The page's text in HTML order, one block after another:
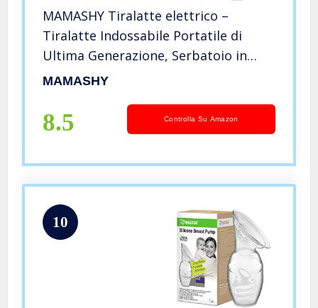
MAMASHY Tiralatte elettrico –
Tiralatte Indossabile Portatile di
Ultima Generazione, Serbatoio in
morbido Silicone 180ml, Accessori
Ricaricabile USB, BPA Free, All Size
MAMASHY
8.5 Controlla Su Amazon
10